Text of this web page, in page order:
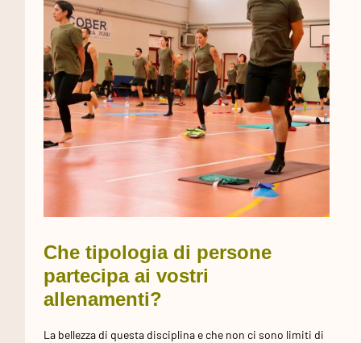
Che tipologia di persone
partecipa ai vostri
allenamenti?
La bellezza di questa disciplina e che non ci sono limiti di